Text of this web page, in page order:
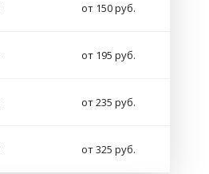
от 150 руб.
от 195 руб.
от 235 руб.
от 325 руб.